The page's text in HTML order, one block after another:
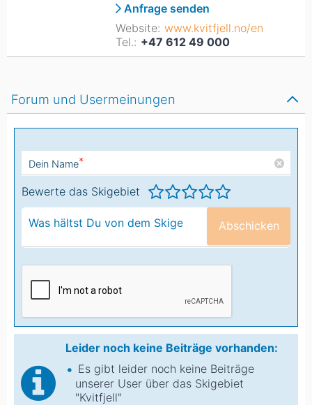
Anfrage senden
Website: www.kvitfjell.no/en
Tel.: +47 612 49 000
Forum und Usermeinungen
Dein Name*
Bewerte das Skigebiet
Abschicken
Leider noch keine Beiträge vorhanden:
Es gibt leider noch keine Beiträge
unserer User über das Skigebiet
"Kvitfjell"